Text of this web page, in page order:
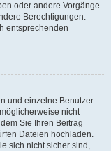
oder andere Vorgänge
Berechtigungen.
entsprechenden
und einzelne Benutzer
nicht
Sie Ihren Beitrag
Dateien hochladen.
sich nicht sicher sind,